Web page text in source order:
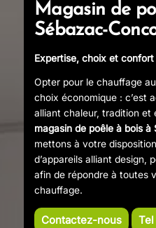
Magasin de
Sébazac-
Expertise, choix et
Opter pour le chauffage au
choix économique : c’est
alliant chaleur, tradition et
magasin de poêle à bois
mettons à votre
d’appareils alliant design,
afin de répondre à toutes
chauffage.
Contactez-nous